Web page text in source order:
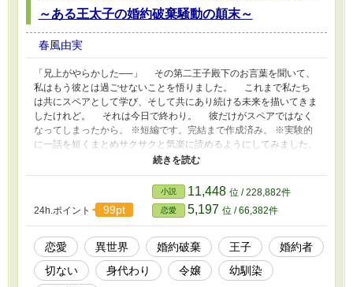
～ある王太子の婚約破棄騒動の顛末～
春風由実
「兄上がやらかした──」 その第二王子殿下のお言葉を聞いて、
私はもう彼とは過ごせないことを悟りました。 これまで私たち
は共にスペアとして学び、そして共にあり続ける未来を描いてきま
したけれど。 それは今日で終わり。 彼だけがスペアではなく
なってしまったから。 ※短編です。完結まで作成済み。 ※実験的
に一話を短くまとめサクサクと気楽に読めるようにしてみました。
逆に読みにくかったら申し訳ない。 ※おまけの別視点話は普通の
長さです。
24h.ポイント 99pt
小説 11,448 位 / 228,882件
恋愛 5,197 位 / 66,382件
恋愛 異世界 婚約破棄 王子
婚約者
切ない
身代わり 令嬢
幼馴染